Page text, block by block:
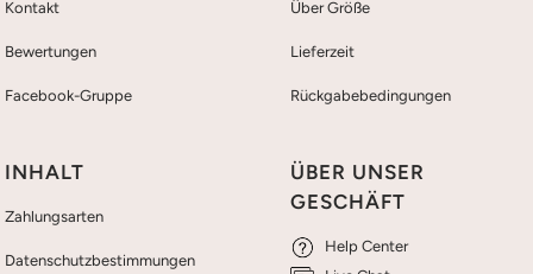
Kontakt
Bewertungen
Facebook-Gruppe
Über Größe
Lieferzeit
Rückgabebedingungen
INHALT
Zahlungsarten
Datenschutzbestimmungen
ÜBER UNSER
GESCHÄFT
Help Center